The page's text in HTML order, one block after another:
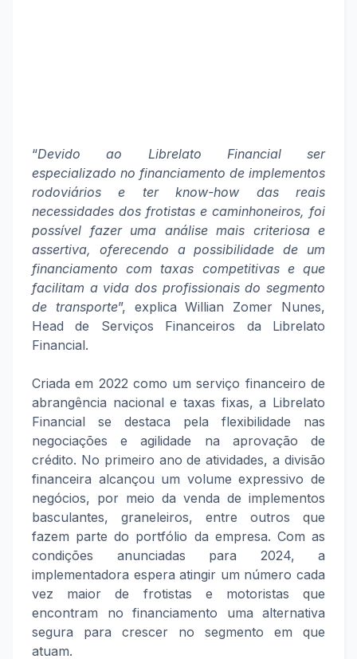
“Devido ao Librelato Financial ser
especializado no financiamento de implementos
rodoviários e ter know-how das reais
necessidades dos frotistas e caminhoneiros, foi
possível fazer uma análise mais criteriosa e
assertiva, oferecendo a possibilidade de um
financiamento com taxas competitivas e que
facilitam a vida dos profissionais do segmento
de transporte”, explica Willian Zomer Nunes,
Head de Serviços Financeiros da Librelato
Financial.
Criada em 2022 como um serviço financeiro de
abrangência nacional e taxas fixas, a Librelato
Financial se destaca pela flexibilidade nas
negociações e agilidade na aprovação de
crédito. No primeiro ano de atividades, a divisão
financeira alcançou um volume expressivo de
negócios, por meio da venda de implementos
basculantes, graneleiros, entre outros que
fazem parte do portfólio da empresa. Com as
condições anunciadas para 2024, a
implementadora espera atingir um número cada
vez maior de frotistas e motoristas que
encontram no financiamento uma alternativa
segura para crescer no segmento em que
atuam.